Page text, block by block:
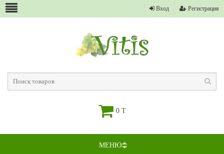
Вход Регистрация
0 T
МЕНЮ